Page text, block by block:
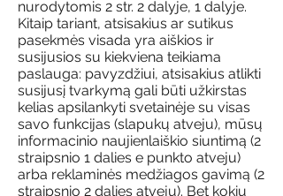
nurodytomis 2 str. 2 dalyje, 1 dalyje.
Kitaip tariant, atsisakius ar sutikus
pasekmės visada yra aiškios ir
susijusios su kiekviena teikiama
paslauga: pavyzdžiui, atsisakius atlikti
susijusį tvarkymą gali būti užkirstas
kelias apsilankyti svetainėje su visas
savo funkcijas (slapukų atveju), mūsų
informacinio naujienlaiškio siuntimą (2
straipsnio 1 dalies e punkto atveju)
arba reklaminės medžiagos gavimą (2
straipsnio 2 dalies atveju). Bet kokiu